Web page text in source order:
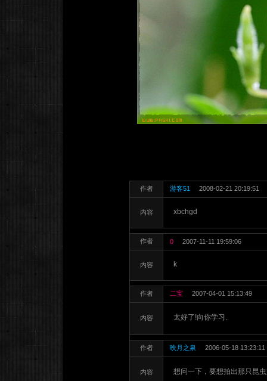
作者 游客51 2008-02-21 20:19:51
内容 xbchgd
作者 0 2007-11-11 19:59:06
内容 k
作者 二宝 2007-04-01 15:13:49
内容 太好了!向你学习.
作者 映月之泉 2006-05-18 13:23:11
内容 想问一下，要想拍出那只昆